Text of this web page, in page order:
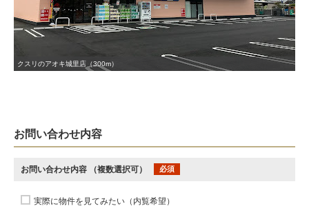
クスリのアオキ城里店（300m）
お問い合わせ内容
お問い合わせ内容 （複数選択可） 必須
実際に物件を見てみたい（内覧希望）